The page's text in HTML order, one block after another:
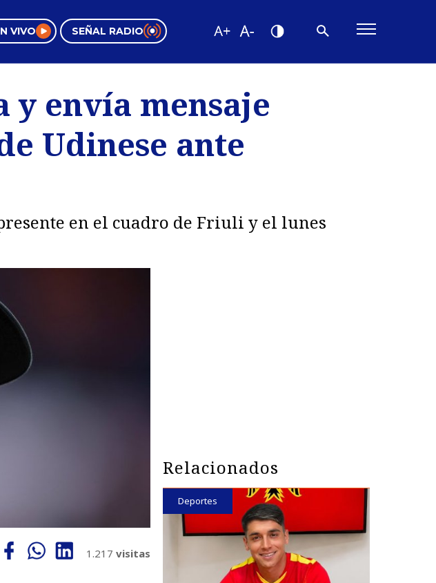
VIVO SEÑAL RADIO
Tendencias
Videos
y envía mensaje
Udinese ante
en el cuadro de Friuli y el lunes
1.217 visitas
Relacionados
Deportes